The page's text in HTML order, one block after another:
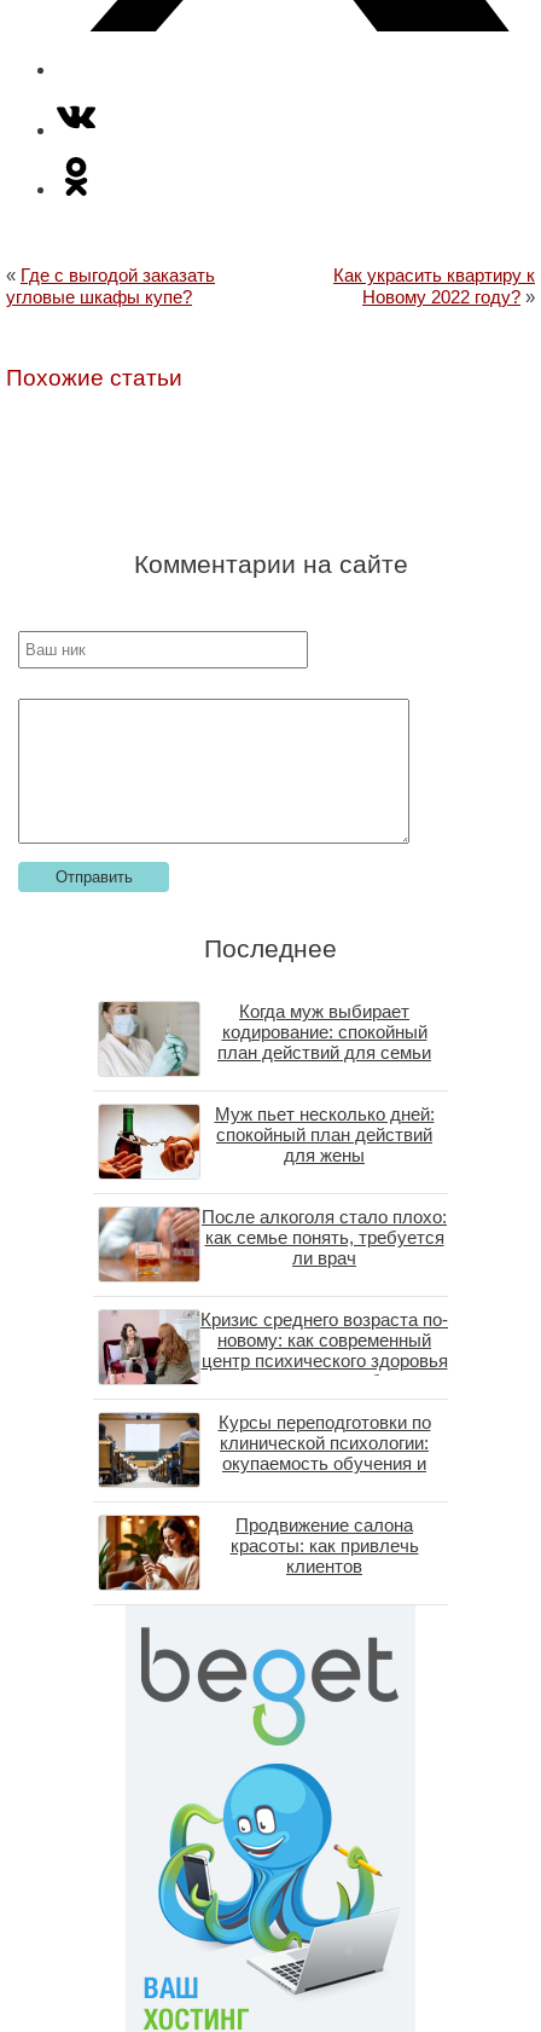
« Где с выгодой заказать
угловые шкафы купе?
Как украсить квартиру к
Новому 2022 году? »
Похожие статьи
Комментарии на сайте
Последнее
Когда муж выбирает
кодирование: спокойный
план действий для семьи
Муж пьет несколько дней:
спокойный план действий
для жены
После алкоголя стало плохо:
как семье понять, требуется
ли врач
Кризис среднего возраста по-
новому: как современный
центр психического здоровья
помогает пересобрать
личность без таблеток
(методы ДПДГ и КПТ)
Курсы переподготовки по
клинической психологии:
окупаемость обучения и
специалистов в 2026 году
Продвижение салона
красоты: как привлечь
клиентов